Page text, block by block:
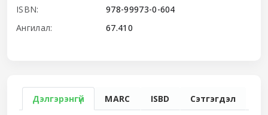
ISBN:
978-99973-0-604
Ангилал:
67.410
Дэлгэрэнгүй MARC ISBD Сэтгэгдэл